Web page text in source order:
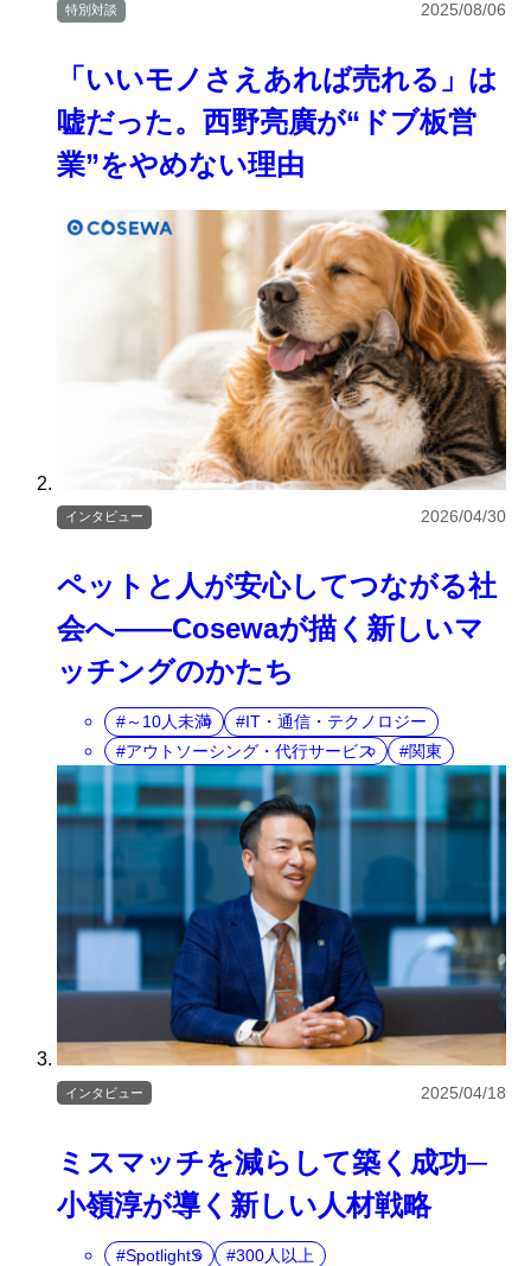
「いいモノさえあれば売れる」は
嘘だった。西野亮廣が“ドブ板営
業”をやめない理由
特別対談 2025/08/06
ペットと人が安心してつながる社
会へ――Cosewaが描く新しいマ
ッチングのかたち
インタビュー 2026/04/30
～10人未満
IT・通信・テクノロジー
アウトソーシング・代行サービス
関東
ミスマッチを減らして築く成功─
小嶺淳が導く新しい人材戦略
インタビュー 2025/04/18
SpotlightS
300人以上